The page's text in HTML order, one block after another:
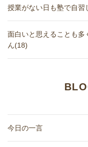
授業がない日も塾で自
面白いと思えることも多
ん(18)
今日の一言